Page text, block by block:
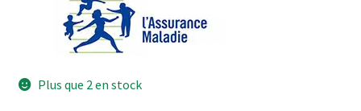
Plus que 2 en stock